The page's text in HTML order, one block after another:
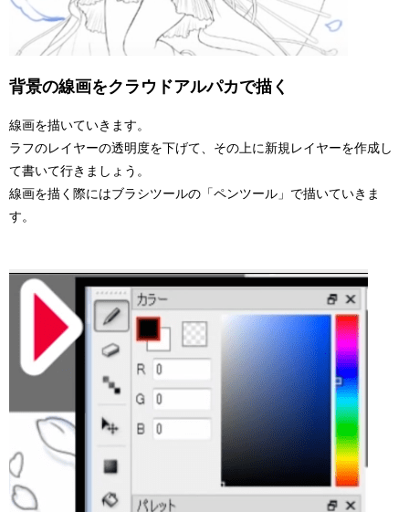
背景の線画をクラウドアルパカで描く
線画を描いていきます。
ラフのレイヤーの透明度を下げて、その上に新規レイヤーを作成し
て書いて行きましょう。
線画を描く際にはブラシツールの「ペンツール」で描いていきま
す。